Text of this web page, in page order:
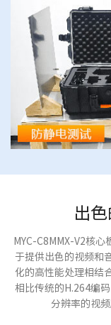
出
MYC-C8MMX-V2核
于提供出色的视频和
化的高性能处理相结
相比传统的H.264编
分辨率的视